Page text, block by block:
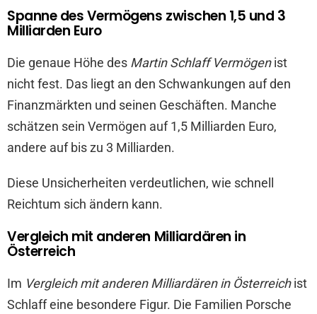
Spanne des Vermögens zwischen 1,5 und 3
Milliarden Euro
Die genaue Höhe des Martin Schlaff Vermögenist
nicht fest. Das liegt an den Schwankungen auf den
Finanzmärkten und seinen Geschäften. Manche
schätzen sein Vermögen auf 1,5 Milliarden Euro,
andere auf bis zu 3 Milliarden.
Diese Unsicherheiten verdeutlichen, wie schnell
Reichtum sich ändern kann.
Vergleich mit anderen Milliardären in
Österreich
Im Vergleich mit anderen Milliardären in Österreichist
Schlaff eine besondere Figur. Die Familien Porsche